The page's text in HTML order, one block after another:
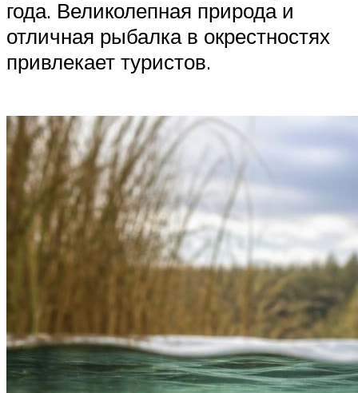
года. Великолепная природа и
отличная рыбалка в окрестностях
привлекает туристов.